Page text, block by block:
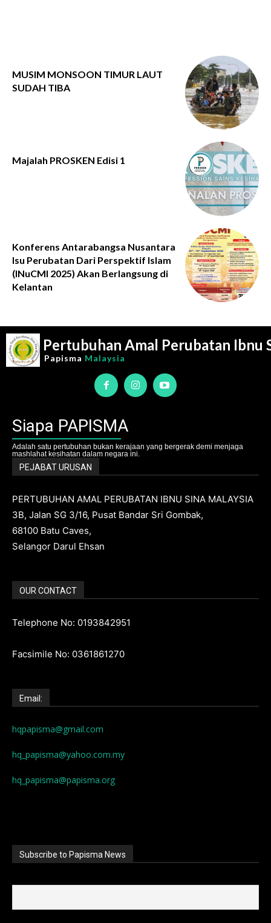
MUSIM MONSOON TIMUR LAUT
SUDAH TIBA
Majalah PROSKEN Edisi 1
Konferens Antarabangsa Nusantara
Isu Perubatan Dari Perspektif Islam
(INuCMI 2025) Akan Berlangsung di
Kelantan
Pertubuhan Amal Perubatan Ibnu
Papisma Malaysia
Siapa PAPISMA
Adalah satu pertubuhan bukan kerajaan yang bergerak demi menjaga
mashlahat kesihatan dalam negara ini.
PEJABAT URUSAN
PERTUBUHAN AMAL PERUBATAN IBNU SINA MALAYSIA
3B, Jalan SG 3/16, Pusat Bandar Sri Gombak,
68100 Batu Caves,
Selangor Darul Ehsan
OUR CONTACT
Telephone No: 0193842951
Facsimile No: 0361861270
Email:
hqpapisma@gmail.com
hq_papisma@yahoo.com.my
hq_papisma@papisma.org
Subscribe to Papisma News